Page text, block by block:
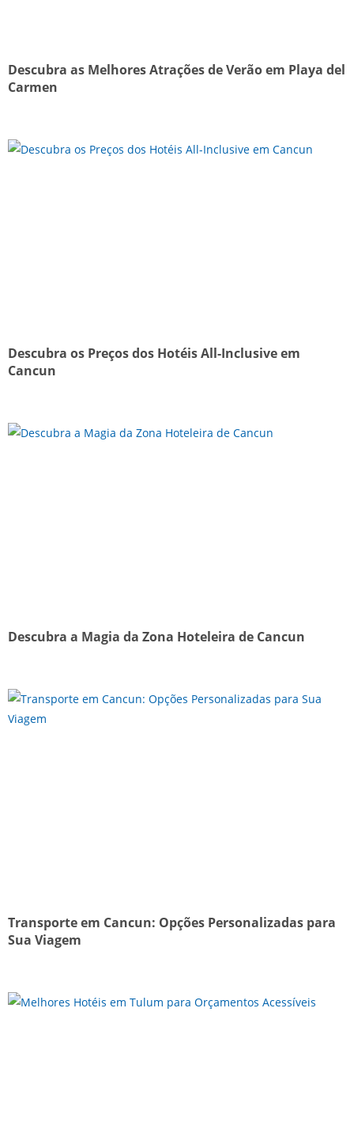
Descubra as Melhores Atrações de Verão em Playa del
Carmen
Descubra os Preços dos Hotéis All-Inclusive em
Cancun
Descubra a Magia da Zona Hoteleira de Cancun
Transporte em Cancun: Opções Personalizadas para
Sua Viagem